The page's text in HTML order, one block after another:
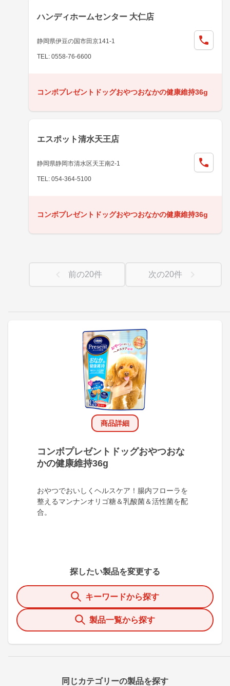
商品詳細
コンボプレゼントドッグおやつおな
かの健康維持36g
おやつでおいしくヘルスケア！腸内フローラを
整えるマンナンオリゴ糖＆乳酸菌＆活性菌を配
合。
探したい製品を変更する
キーワードから探す
製品一覧から探す
同じカテゴリーの製品を探す
ハンディホームセンター 大仁店
静岡県伊豆の国市田京141-1
TEL: 0558-76-6600
コンボプレゼントドッグおやつおなかの健康維持36g
エスポット清水天王店
静岡県静岡市清水区天王南2-1
TEL: 054-364-5100
コンボプレゼントドッグおやつおなかの健康維持36g
前の20件 次の20件